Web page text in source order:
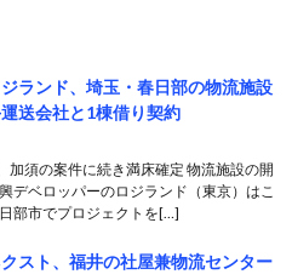
ジランド、埼玉・春日部の物流施設
送会社と1棟借り契約
加須の案件に続き満床確定 物流施設の開
デベロッパーのロジランド（東京）はこ
部市でプロジェクトを[…]
スト、福井の社屋兼物流センター